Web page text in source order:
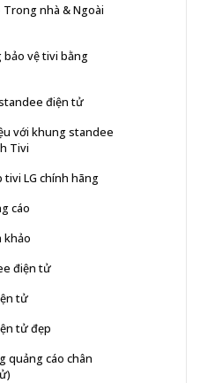
nhà & Ngoài
vệ tivi bằng
điện tử
với khung standee
Tivi
LG chính hãng
cáo
khảo
điện tử
tử
tử đẹp
quảng cáo chân